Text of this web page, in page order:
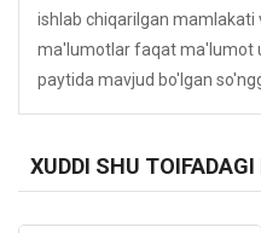
ishlab chiqarilgan mamlakati
ma'lumotlar faqat ma'lumot
paytida mavjud bo'lgan
XUDDI SHU